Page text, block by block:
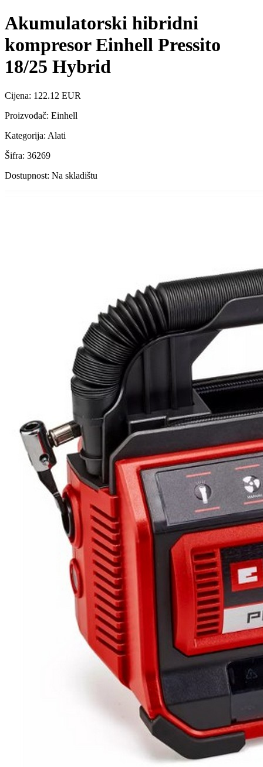
Akumulatorski hibridni
kompresor Einhell Pressito
18/25 Hybrid
Cijena: 122.12 EUR
Proizvođač: Einhell
Kategorija: Alati
Šifra: 36269
Dostupnost: Na skladištu